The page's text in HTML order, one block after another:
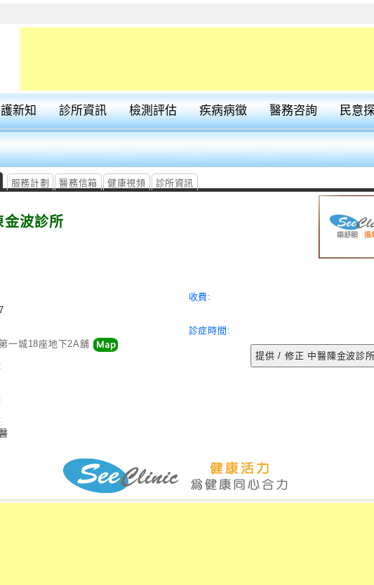
新知 診所資訊 檢測評估 疾病病徵 醫務咨詢 民意
服務計劃 醫務信箱 健康視頻 診所資訊
金波診所
一城18座地下2A舖
收費:
診症時間: